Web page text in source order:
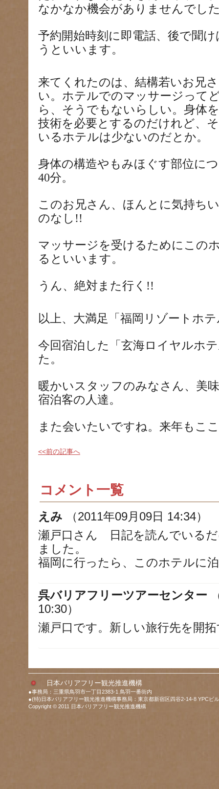
なかなか機会がありませんでし
予約開始時刻に即電話、後で聞
うといいます。
来てくれたのは、結構若いお兄
い。ホテルでのマッサージって
ら、そうでもないらしい。身体
技術を必要とするのだけれど、
いるホテルは少ないのだとか。
身体の構造やもみほぐす部位に
40分。
このお兄さん、ほんとに気持ち
のなし !!
マッサージを受けるためにこの
るといいます。
うん、絶対また行く !!
以上、大満足「福岡リゾートホ
今回宿泊した「玄海ロイヤルホ
た。
暖かいスタッフのみなさん、美
宿泊客の人達。
また会いたいですね。来年もこ
<<前の記事へ
コメント一覧
えみ
（2011年09月09日 14:34）
瀬戸口さん 日記を読んでいる
ました。
福岡に行ったら、このホテルに
呉バリアフリーツアーセンター
10:30）
瀬戸口です。新しい旅行先を開
日本バリアフリー観光推進機構
●事務局：三重県鳥羽市一丁目2383-1 鳥羽一番街内
●(特)日本バリアフリー観光推進機構事務局：東京都新宿区四谷2-14-8 YPCビ
Copyright © 2011 日本バリアフリー観光推進機構